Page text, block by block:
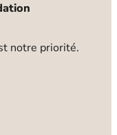
notre priorité.